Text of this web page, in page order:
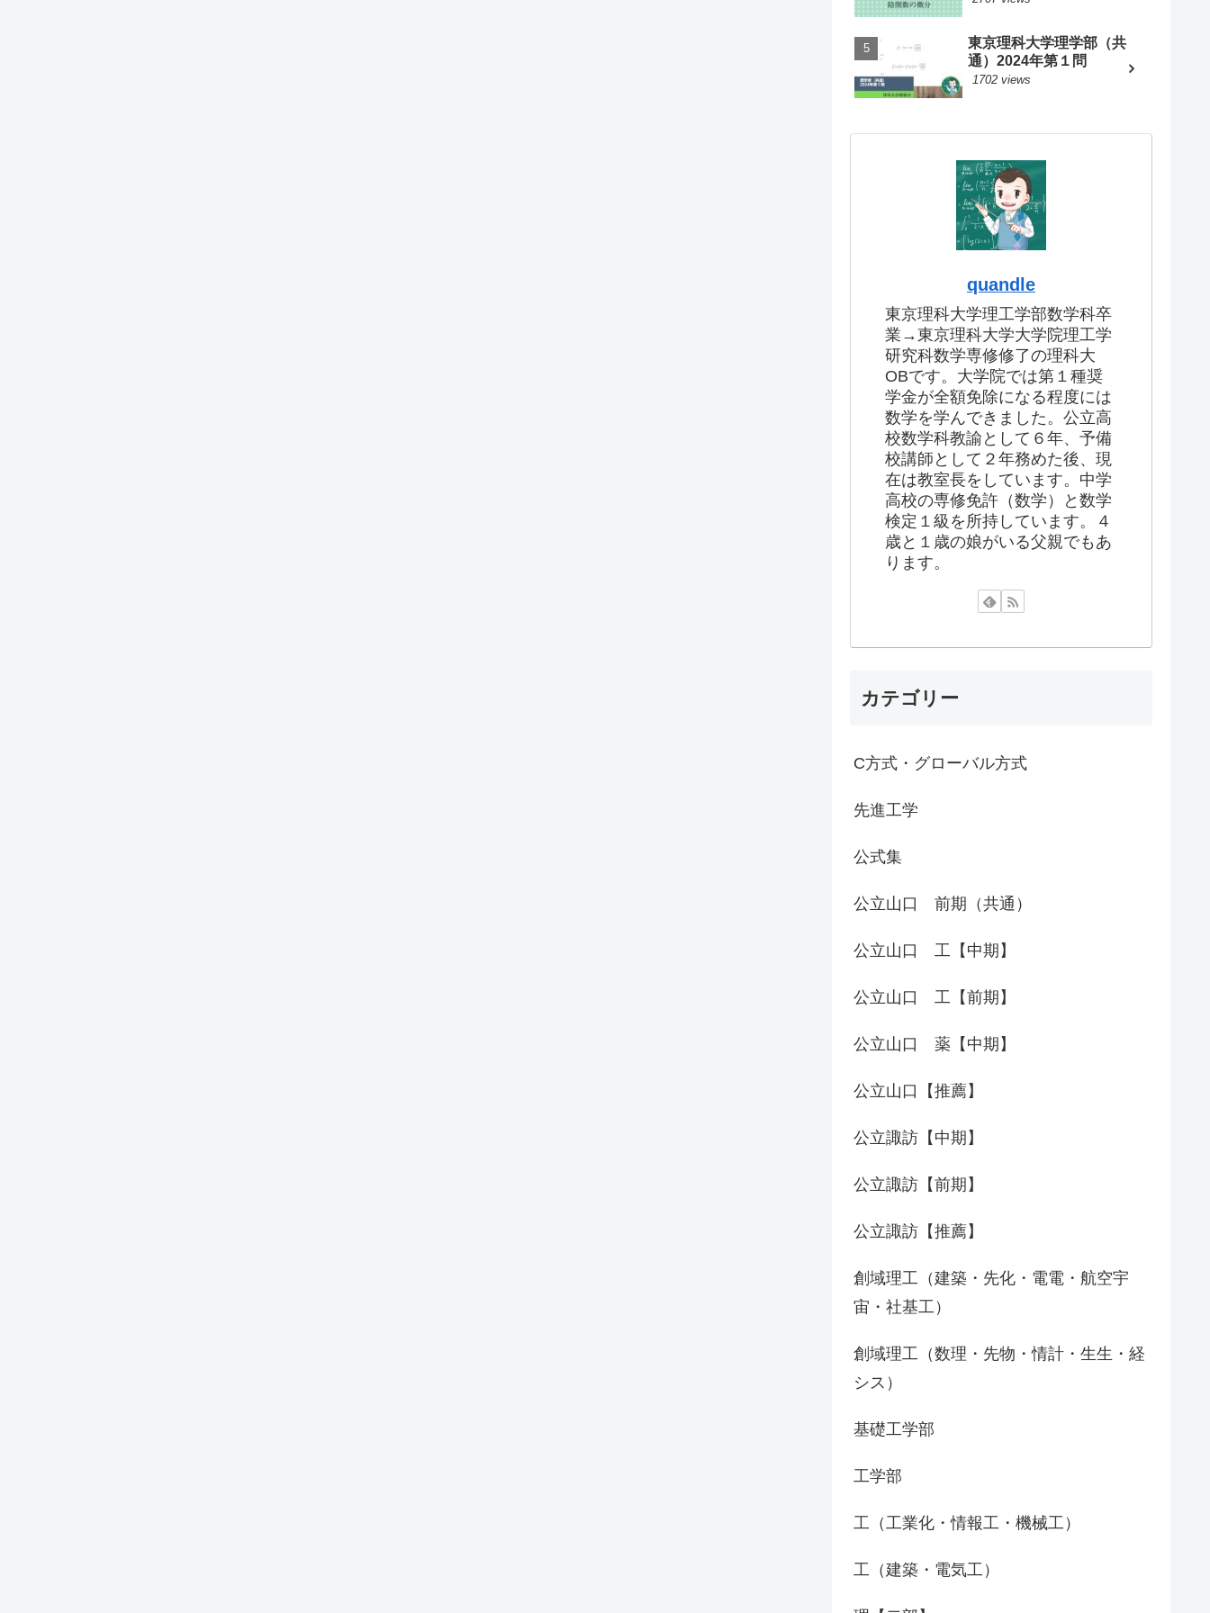
東京理科大学理学部（共
通）2024年第１問
1702 views
quandle
東京理科大学理工学部数学科卒
業→東京理科大学大学院理工学
研究科数学専修修了の理科大
OBです。大学院では第１種奨
学金が全額免除になる程度には
数学を学んできました。公立高
校数学科教諭として６年、予備
校講師として２年務めた後、現
在は教室長をしています。中学
高校の専修免許（数学）と数学
検定１級を所持しています。４
歳と１歳の娘がいる父親でもあ
ります。
カテゴリー
C方式・グローバル方式
先進工学
公式集
公立山口 前期（共通）
公立山口 工【中期】
公立山口 工【前期】
公立山口 薬【中期】
公立山口【推薦】
公立諏訪【中期】
公立諏訪【前期】
公立諏訪【推薦】
創域理工（建築・先化・電電・航空宇
宙・社基工）
創域理工（数理・先物・情計・生生・経
シス）
基礎工学部
工学部
工（工業化・情報工・機械工）
工（建築・電気工）